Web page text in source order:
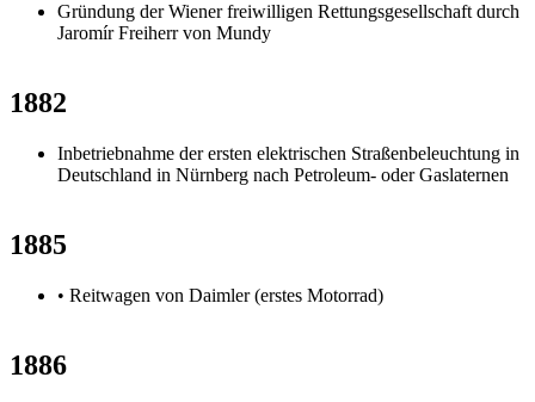
Gründung der Wiener freiwilligen Rettungsgesellschaft durch
Jaromír Freiherr von Mundy
1882
Inbetriebnahme der ersten elektrischen Straßenbeleuchtung in
Deutschland in Nürnberg nach Petroleum- oder Gaslaternen
1885
• Reitwagen von Daimler (erstes Motorrad)
1886